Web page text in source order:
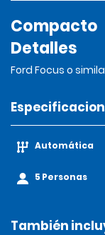
Compacto
Detalles
Ford Focus o
Automática
5 Personas
También